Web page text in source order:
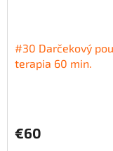
#30 Darčekový
terapia 60 min.
€60